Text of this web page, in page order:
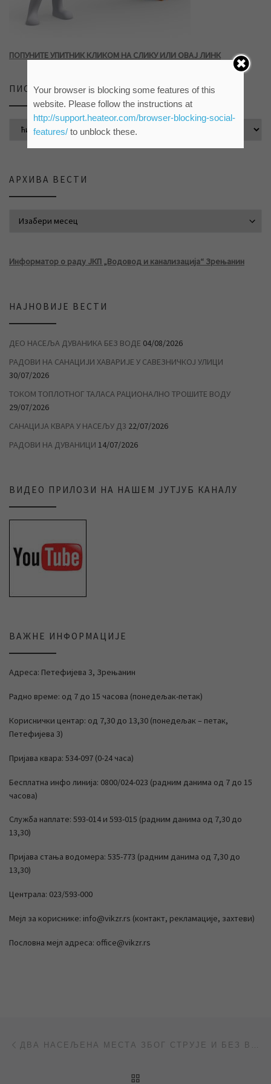
ПОПУНИТЕ УПИТНИК КЛИКОМ НА СЛИКУ ИЛИ ОВАЈ ЛИНК
ПИСМО САЈТА
АРХИВА ВЕСТИ
Информатор о раду ЈКП „Водовод и канализација“ Зрењанин
НАЈНОВИЈЕ ВЕСТИ
ДЕО НАСЕЉА ДУВАНИКА БЕЗ ВОДЕ 04/08/2026
РАДОВИ НА САНАЦИЈИ ХАВАРИЈЕ У САВЕЗНИЧКОЈ УЛИЦИ
30/07/2026
ТОКОМ ТОПЛОТНОГ ТАЛАСА РАЦИОНАЛНО ТРОШИТЕ ВОДУ
29/07/2026
САНАЦИЈА КВАРА У НАСЕЉУ Д3 22/07/2026
РАДОВИ НА ДУВАНИЦИ 14/07/2026
ВИДЕО ПРИЛОЗИ НА НАШЕМ ЈУТЈУБ КАНАЛУ
ВАЖНЕ ИНФОРМАЦИЈЕ
Адреса: Петефијева 3, Зрењанин
Радно време: од 7 до 15 часова (понедељак-петак)
Кориснички центар: од 7,30 до 13,30 (понедељак – петак,
Петефијева 3)
Пријава квара: 534-097 (0-24 часа)
Бесплатна инфо линија: 0800/024-023 (радним данима од 7 до 15
часова)
Служба наплате: 593-014 и 593-015 (радним данима од 7,30 до
13,30)
Пријава стања водомера: 535-773 (радним данима од 7,30 до
13,30)
Централа: 023/593-000
Мејл за кориснике: info@vikzr.rs (контакт, рекламације, захтеви)
Пословна мејл адреса: office@vikzr.rs
Post navigation
Your browser is blocking some features of this
website. Please follow the instructions at
http://support.heateor.com/browser-blocking-social-
features/to unblock these.